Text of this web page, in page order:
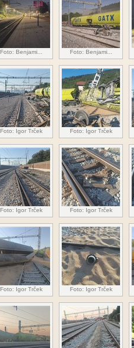
Foto: Benjami... Foto: Benjami...
Foto: Igor Trček Foto: Igor Trček
Foto: Igor Trček Foto: Igor Trček
Foto: Igor Trček Foto: Igor Trček